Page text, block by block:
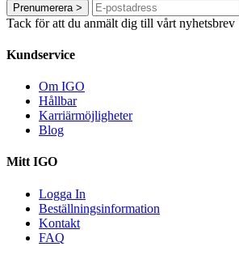
Prenumerera >
Tack för att du anmält dig till vårt nyhetsbrev
Kundservice
Om IGO
Hållbar
Karriärmöjligheter
Blog
Mitt IGO
Logga In
Beställningsinformation
Kontakt
FAQ